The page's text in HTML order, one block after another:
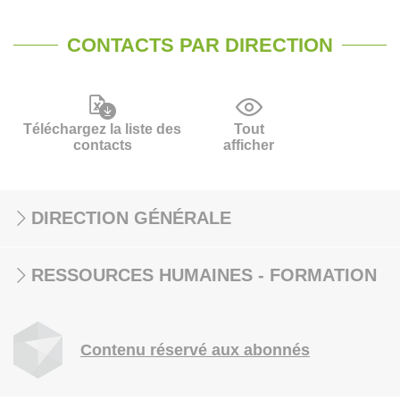
CONTACTS PAR DIRECTION
Téléchargez la liste des
contacts
Tout
afficher
DIRECTION GÉNÉRALE
RESSOURCES HUMAINES - FORMATION
Contenu réservé aux abonnés